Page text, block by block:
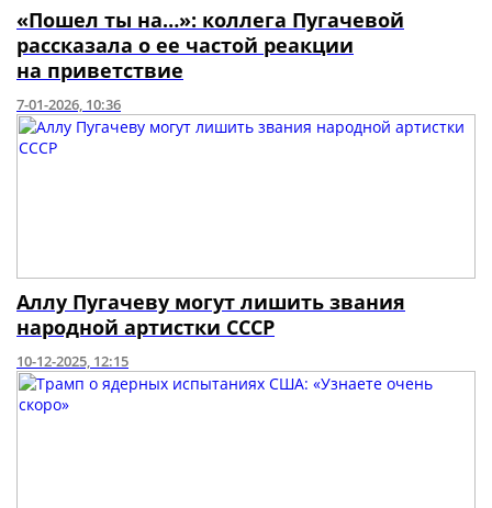
«Пошел ты на…»: коллега Пугачевой
рассказала о ее частой реакции
на приветствие
7-01-2026, 10:36
Аллу Пугачеву могут лишить звания
народной артистки СССР
10-12-2025, 12:15